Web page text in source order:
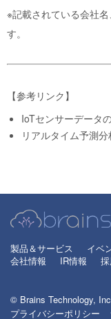
※記載されている会社
す。
【参考リンク】
IoTセンサーデータ
リアルタイム予測
製品＆サービス イベ
会社情報
IR情報
© Brains Technology,
プライバシーポリシー